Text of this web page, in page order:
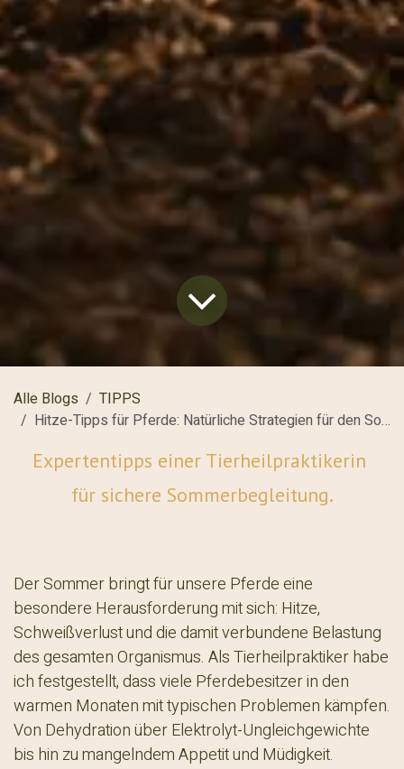
Alle Blogs
TIPPS
Hitze-Tipps für Pferde: Natürliche Strategien für den Sommer
Expertentipps einer Tierheilpraktikerin
für sichere Sommerbegleitung.
​​Der Sommer bringt für unsere Pferde eine
besondere Herausforderung mit sich: Hitze,
Schweißverlust und die damit verbundene Belastung
des gesamten Organismus. Als Tierheilpraktiker habe
ich festgestellt, dass viele Pferdebesitzer in den
warmen Monaten mit typischen Problemen kämpfen.
Von Dehydration über Elektrolyt-Ungleichgewichte
bis hin zu mangelndem Appetit und M​üdigkeit.